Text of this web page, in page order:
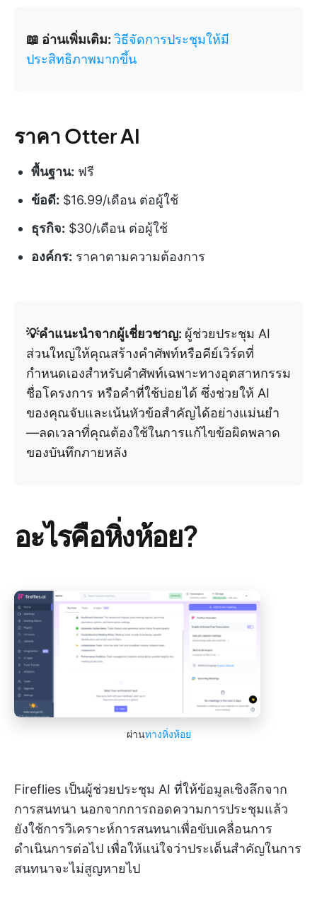
📖 อ่านเพิ่มเติม: วิธีจัดการประชุมให้มี
ประสิทธิภาพมากขึ้น
ราคา Otter AI
พื้นฐาน: ฟรี
ข้อดี: $16.99/เดือน ต่อผู้ใช้
ธุรกิจ: $30/เดือน ต่อผู้ใช้
องค์กร: ราคาตามความต้องการ
💡คำแนะนำจากผู้เชี่ยวชาญ: ผู้ช่วยประชุม AI
ส่วนใหญ่ให้คุณสร้างคำศัพท์หรือคีย์เวิร์ดที่
กำหนดเองสำหรับคำศัพท์เฉพาะทางอุตสาหกรรม
ชื่อโครงการ หรือคำที่ใช้บ่อยได้ ซึ่งช่วยให้ AI
ของคุณจับและเน้นหัวข้อสำคัญได้อย่างแม่นยำ
—ลดเวลาที่คุณต้องใช้ในการแก้ไขข้อผิดพลาด
ของบันทึกภายหลัง
อะไรคือหิ่งห้อย?
ผ่านทางหิ่งห้อย
Fireflies เป็นผู้ช่วยประชุม AI ที่ให้ข้อมูลเชิงลึกจาก
การสนทนา นอกจากการถอดความการประชุมแล้ว
ยังใช้การวิเคราะห์การสนทนาเพื่อขับเคลื่อนการ
ดำเนินการต่อไป เพื่อให้แน่ใจว่าประเด็นสำคัญในการ
สนทนาจะไม่สูญหายไป